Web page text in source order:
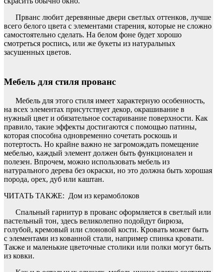
Прванс любит деревянные двери светлых оттенков, лучше
всего белого цвета с элементами старения, которые не сложно
самостоятельно сделать. На белом фоне будет хорошо
смотреться роспись, или же букеты из натуральных
засушенных цветов.
Мебель для стиля прованс
Мебель для этого стиля имеет характерную особенность,
на всех элементах присутствует декор, окрашивание в
нужный цвет и обязательное состаривание поверхности. Как
правило, такие эффекты достигаются с помощью патины,
которая способна одновременно сочетать роскошь и
потертость. Но крайне важно не загромождать помещение
мебелью, каждый элемент должен быть функционален и
полезен. Впрочем, можно использовать мебель из
натурального дерева без окраски, но это должна быть хорошая
порода, орех, дуб или каштан.
ЧИТАТЬ ТАКЖЕ: Дом из керамоблоков
Спальный гарнитур в прованс оформляется в светлый или
пастельный тон, здесь великолепно подойдут бирюза,
голубой, кремовый или слоновой кости. Кровать может быть
с элементами из кованной стали, например спинка кровати.
Также и маленькие цветочные столики или полки могут быть
из ковки.